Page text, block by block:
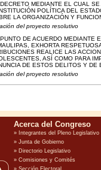
MEDIANTE EL CUAL
POLÍTICA DEL
LA ORGANIZACIÓN Y
del proyecto resolutivo
DE ACUERDO MEDIANTE
EXHORTA
REALICE LAS
ASÍ COMO PARA
DE ESTOS DELITOS Y DE
del proyecto resolutivo